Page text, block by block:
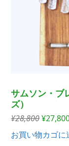
サムソン・ブ
ズ）
¥28,800元
価
¥
お買い物カゴに